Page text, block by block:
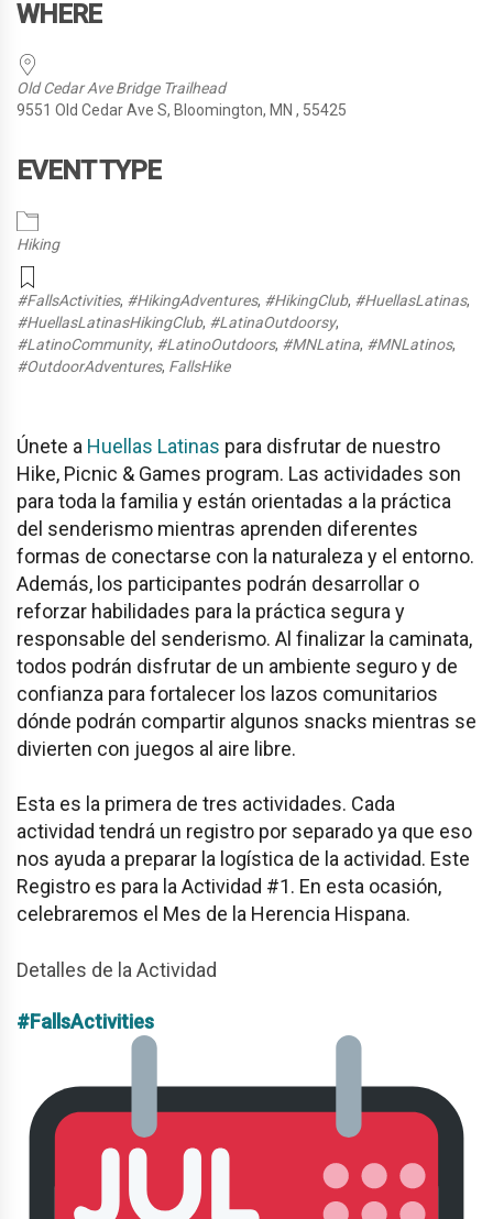
WHERE
Old Cedar Ave Bridge Trailhead
9551 Old Cedar Ave S, Bloomington, MN , 55425
EVENT TYPE
Hiking
#FallsActivities, #HikingAdventures, #HikingClub, #HuellasLatinas,
#HuellasLatinasHikingClub, #LatinaOutdoorsy,
#LatinoCommunity, #LatinoOutdoors, #MNLatina, #MNLatinos,
#OutdoorAdventures, FallsHike
Únete a Huellas Latinas para disfrutar de nuestro
Hike, Picnic & Games program. Las actividades son
para toda la familia y están orientadas a la práctica
del senderismo mientras aprenden diferentes
formas de conectarse con la naturaleza y el entorno.
Además, los participantes podrán desarrollar o
reforzar habilidades para la práctica segura y
responsable del senderismo. Al finalizar la caminata,
todos podrán disfrutar de un ambiente seguro y de
confianza para fortalecer los lazos comunitarios
dónde podrán compartir algunos snacks mientras se
divierten con juegos al aire libre.
Esta es la primera de tres actividades. Cada
actividad tendrá un registro por separado ya que eso
nos ayuda a preparar la logística de la actividad. Este
Registro es para la Actividad #1. En esta ocasión,
celebraremos el Mes de la Herencia Hispana.
Detalles de la Actividad
#FallsActivities